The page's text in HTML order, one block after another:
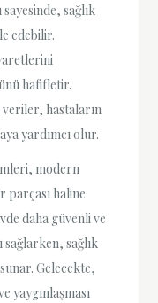
sayesinde, sağlık
edebilir.
hafifletir.
hastaların
yardımcı olur.
modern
parçası haline
daha güvenli ve
sağlarken, sağlık
Gelecekte,
yaygınlaşması